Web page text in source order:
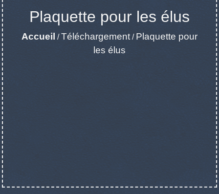
Plaquette pour les élus
Accueil /Téléchargement / Plaquette pour
les élus